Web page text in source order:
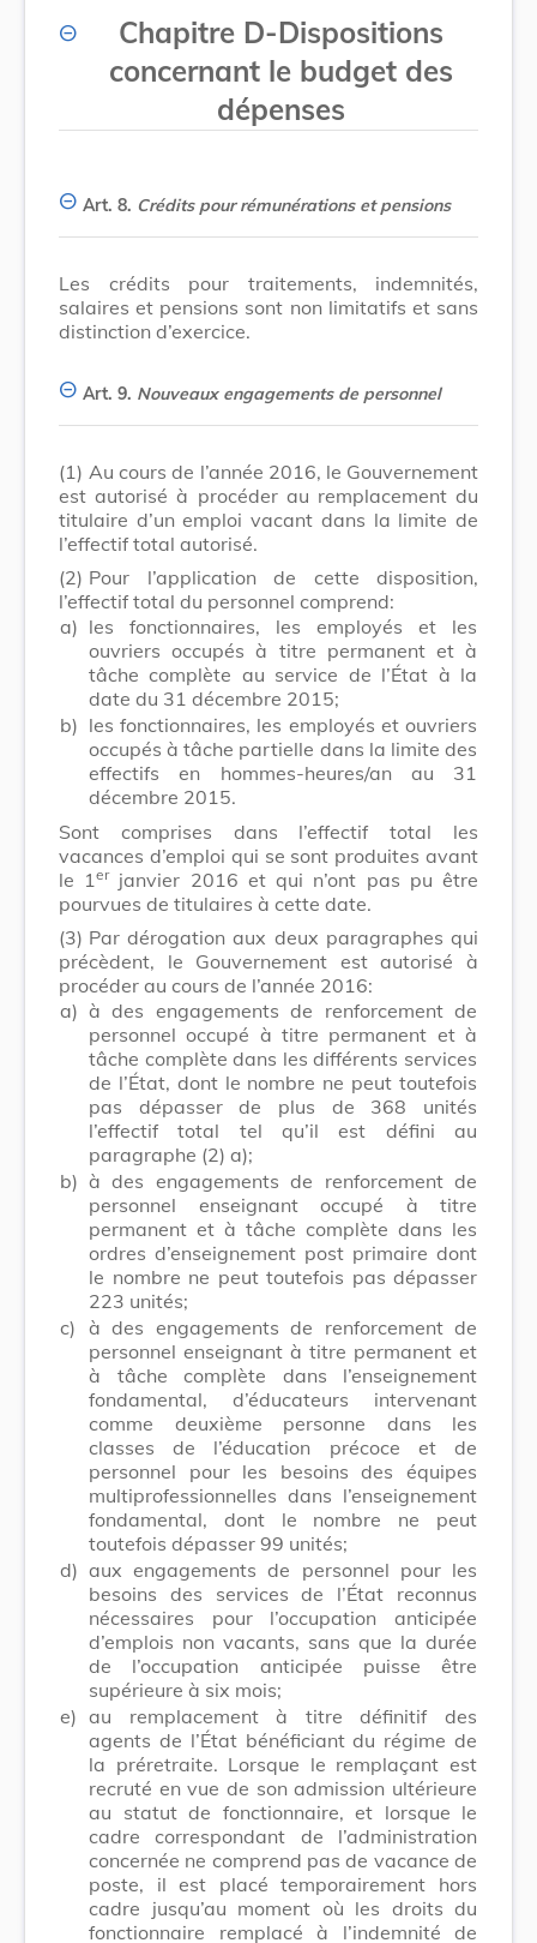
Chapitre D-Dispositions
concernant le budget des
dépenses
Art. 8. Crédits pour rémunérations et pensions
Les crédits pour traitements, indemnités,
salaires et pensions sont non limitatifs et sans
distinction d’exercice.
Art. 9. Nouveaux engagements de personnel
(1) Au cours de l’année 2016, le Gouvernement
est autorisé à procéder au remplacement du
titulaire d’un emploi vacant dans la limite de
l’effectif total autorisé.
(2) Pour l’application de cette disposition,
l’effectif total du personnel comprend:
a) les fonctionnaires, les employés et les
ouvriers occupés à titre permanent et à
tâche complète au service de l’État à la
date du 31 décembre 2015;
b) les fonctionnaires, les employés et ouvriers
occupés à tâche partielle dans la limite des
effectifs en hommes-heures/an au 31
décembre 2015.
Sont comprises dans l’effectif total les
vacances d’emploi qui se sont produites avant
le 1erjanvier 2016 et qui n’ont pas pu être
pourvues de titulaires à cette date.
(3) Par dérogation aux deux paragraphes qui
précèdent, le Gouvernement est autorisé à
procéder au cours de l’année 2016:
a) à des engagements de renforcement de
personnel occupé à titre permanent et à
tâche complète dans les différents services
de l’État, dont le nombre ne peut toutefois
pas dépasser de plus de 368 unités
l’effectif total tel qu’il est défini au
paragraphe (2) a);
b) à des engagements de renforcement de
personnel enseignant occupé à titre
permanent et à tâche complète dans les
ordres d’enseignement post primaire dont
le nombre ne peut toutefois pas dépasser
223 unités;
c) à des engagements de renforcement de
personnel enseignant à titre permanent et
à tâche complète dans l’enseignement
fondamental, d’éducateurs intervenant
comme deuxième personne dans les
classes de l’éducation précoce et de
personnel pour les besoins des équipes
multiprofessionnelles dans l’enseignement
fondamental, dont le nombre ne peut
toutefois dépasser 99 unités;
d) aux engagements de personnel pour les
besoins des services de l’État reconnus
nécessaires pour l’occupation anticipée
d’emplois non vacants, sans que la durée
de l’occupation anticipée puisse être
supérieure à six mois;
e) au remplacement à titre définitif des
agents de l’État bénéficiant du régime de
la préretraite. Lorsque le remplaçant est
recruté en vue de son admission ultérieure
au statut de fonctionnaire, et lorsque le
cadre correspondant de l’administration
concernée ne comprend pas de vacance de
poste, il est placé temporairement hors
cadre jusqu’au moment où les droits du
fonctionnaire remplacé à l’indemnité de